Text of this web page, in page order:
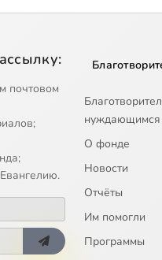
почтовом
нуждающимся
О фонде
Новости
Отчёты
Им помогли
Программы